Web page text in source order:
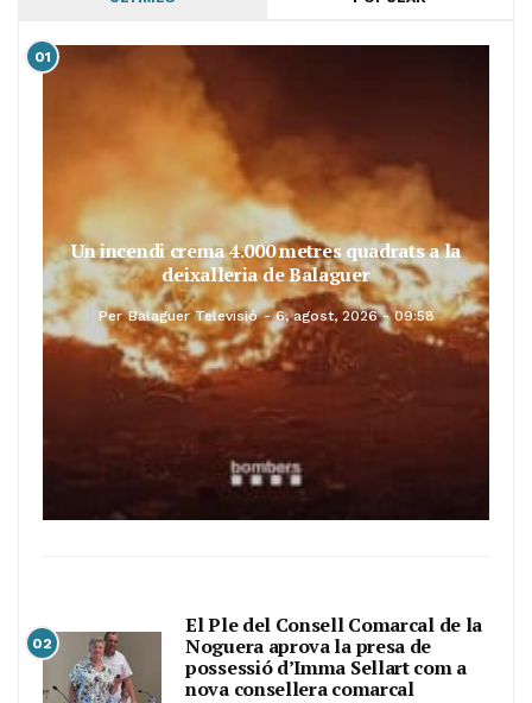
01
Un incendi crema 4.000 metres quadrats a la
deixalleria de Balaguer
Per Balaguer Televisió 6, agost, 2026 - 09:58
02
El Ple del Consell Comarcal de la
Noguera aprova la presa de
possessió d’Imma Sellart com a
nova consellera comarcal